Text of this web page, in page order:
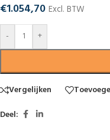
€1.054,70 Excl. BTW
-
+
Vergelijken
Deel: